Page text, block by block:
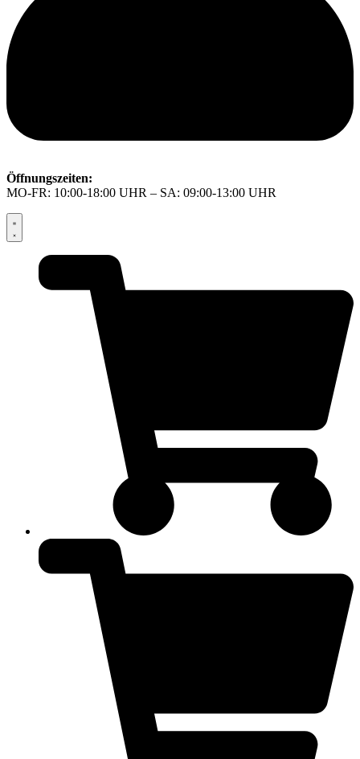
Öffnungszeiten:
MO-FR: 10:00-18:00 UHR – SA: 09:00-13:00 UHR